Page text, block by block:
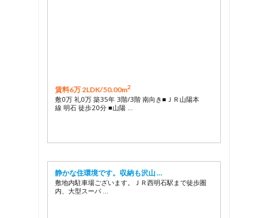
賃料6万 2LDK/50.00m2
敷0万 礼0万 築35年 3階/3階 南向き■ＪＲ山陽本
線 明石 徒歩20分 ■山陽 …
静かな住環境です。収納も沢山 …
敷地内駐車場ございます。ＪＲ西明石駅まで徒歩圏
内、大型スーパ …